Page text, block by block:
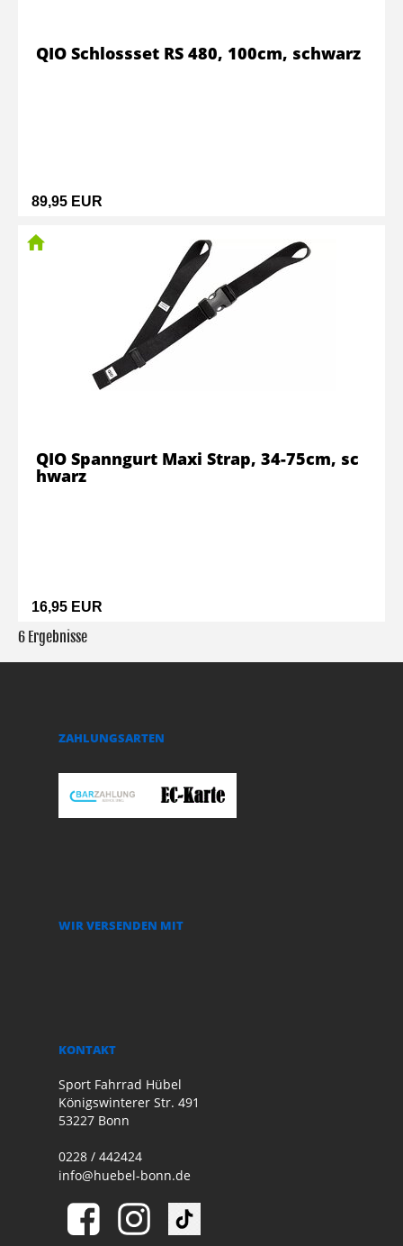
89,95 EUR
QIO Schlossset RS 480, 100cm, schwarz
16,95 EUR
QIO Spanngurt Maxi Strap, 34-75cm, sc
hwarz
6 Ergebnisse
ZAHLUNGSARTEN
WIR VERSENDEN MIT
KONTAKT
Sport Fahrrad Hübel
Königswinterer Str. 491
53227 Bonn
0228 / 442424
info@huebel-bonn.de